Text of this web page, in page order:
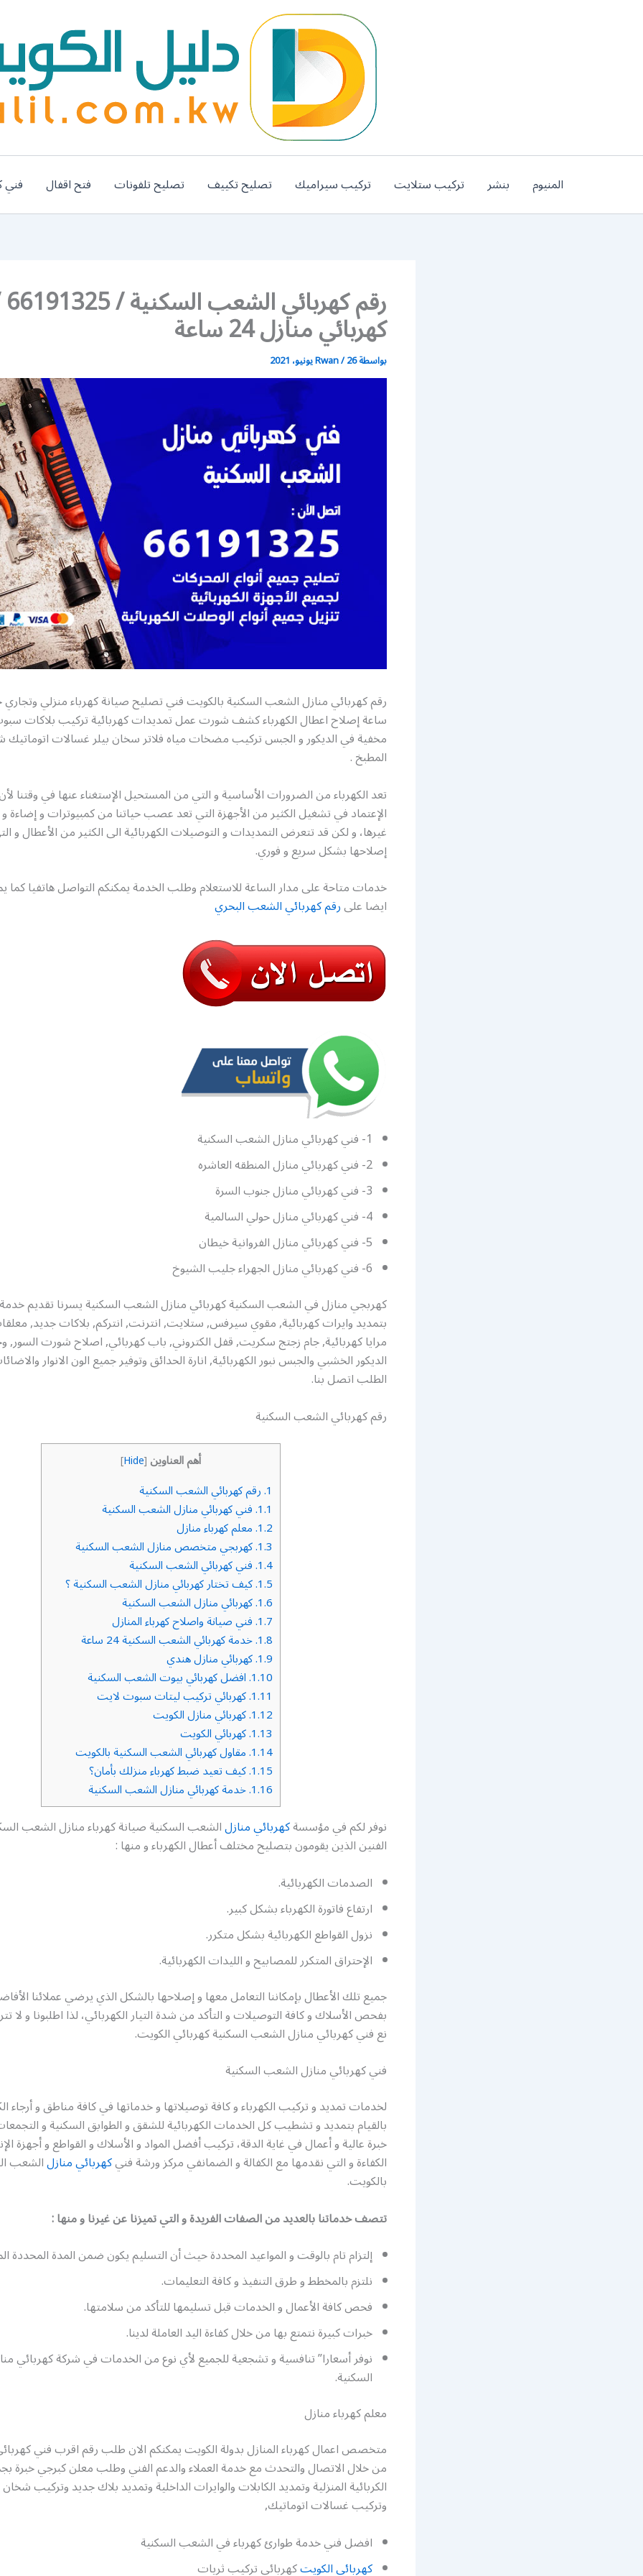
المنيوم بنشر تركيب ستلايت تركيب سيراميك تصليح تكييف تصليح تلفونات فتح اقفال فني
كهربائي منازل 24 ساعة
بواسطة Rwan/26 يونيو، 2021
ساعة إصلاح اعطال الكهرباء كشف شورت عمل تمديدات كهربائية تركيب بلاكات
مخفية في الديكور و الجبس تركيب مضخات مياه فلاتر سخان بيلر غسالات
المطبخ .
تعد الكهرباء من الضرورات الأساسية و التي من المستحيل الإستغناء عنها في وقتنا
الإعتماد في تشغيل الكثير من الأجهزة التي تعد عصب حياتنا من كمبيوترات و
غيرها، و لكن قد تتعرض التمديدات و التوصيلات الكهربائية الى الكثير من الأعطال و
إصلاحها بشكل سريع و فوري.
خدمات متاحة على مدار الساعة للاستعلام وطلب الخدمة يمكنكم التواصل هاتفيا كما
ايضا علىرقم كهربائي الشعب البحري
1- فني كهربائي منازل الشعب السكنية
2- فني كهربائي منازل المنطقه العاشره
3- فني كهربائي منازل جنوب السرة
4- فني كهربائي منازل حولي السالمية
5- فني كهربائي منازل الفروانية خيطان
6- فني كهربائي منازل الجهراء جليب الشيوخ
كهربجي منازل في الشعب السكنية كهربائي منازل الشعب السكنية يسرنا تقديم
بتمديد وايرات كهربائية, مقوي سيرفس, ستلايت, انترنت, انتركم, بلاكات جديد,
مرايا كهربائية, جام زجتج سكريت, قفل الكتروني, باب كهربائي, اصلاح شورت السور,
الديكور الخشبي والجبس نبور الكهربائية, انارة الحدائق وتوفير جميع الون الانوار
الطلب اتصل بنا.
رقم كهربائي الشعب السكنية
أهم العناوين [
Hide
]
1. رقم كهربائي الشعب السكنية
1.1. فني كهربائي منازل الشعب السكنية
1.2. معلم كهرباء منازل
1.3. كهربجي متخصص منازل الشعب السكنية
1.4. فني كهربائي الشعب السكنية
1.5. كيف تختار كهربائي منازل الشعب السكنية ؟
1.6. كهربائي منازل الشعب السكنية
1.7. فني صيانة واصلاح كهرباء المنازل
1.8. خدمة كهربائي الشعب السكنية 24 ساعة
1.9. كهربائي منازل هندي
1.10. افضل كهربائي بيوت الشعب السكنية
1.11. كهربائي تركيب ليتات سبوت لايت
1.12. كهربائي منازل الكويت
1.13. كهربائي الكويت
1.14. مقاول كهربائي الشعب السكنية بالكويت
1.15. كيف تعيد ضبط كهرباء منزلك بأمان؟
1.16. خدمة كهربائي منازل الشعب السكنية
نوفر لكم في مؤسسةكهربائي منازلالشعب السكنية صيانة كهرباء منازل الشعب
الفنين الذين يقومون بتصليح مختلف أعطال الكهرباء و منها :
الصدمات الكهربائية.
ارتفاع فاتورة الكهرباء بشكل كبير.
نزول القواطع الكهربائية بشكل متكرر.
الإحتراق المتكرر للمصابيح و الليدات الكهربائية.
جميع تلك الأعطال بإمكاننا التعامل معها و إصلاحها بالشكل الذي يرضي عملائنا
بفحص الأسلاك و كافة التوصيلات و التأكد من شدة التيار الكهربائي، لذا اطلبونا و لا
نع فني كهربائي منازل الشعب السكنية كهربائي الكويت.
فني كهربائي منازل الشعب السكنية
لخدمات تمديد و تركيب الكهرباء و كافة توصيلاتها و خدماتها في كافة مناطق و أرجاء
بالقيام بتمديد و تشطيب كل الخدمات الكهربائية للشقق و الطوابق السكنية و
خبرة عالية و أعمال في غاية الدقة، تركيب أفضل المواد و الأسلاك و القواطع و أجهزة
الكفاءة و التي نقدمها مع الكفالة و الضمانفي مركز ورشة فنيكهربائي منازلالشعب
بالكويت.
تتصف خدماتنا بالعديد من الصفات الفريدة و التي تميزنا عن غيرنا و منها :
إلتزام تام بالوقت و المواعيد المحددة حيث أن التسليم يكون ضمن المدة المحددة
نلتزم بالمخطط و طرق التنفيذ و كافة التعليمات.
فحص كافة الأعمال و الخدمات قبل تسليمها للتأكد من سلامتها.
خبرات كبيرة نتمتع بها من خلال كفاءة اليد العاملة لدينا.
نوفر أسعارا” تنافسية و تشجعية للجميع لأي نوع من الخدمات في شركة كهربائي
السكنية.
معلم كهرباء منازل
متخصص اعمال كهرباء المنازل بدولة الكويت يمكنكم الان طلب رقم اقرب فني
من خلال الاتصال والتحدث مع خدمة العملاء والدعم الفني وطلب معلن كبرجي خبرة
الكربائية المنزلية وتمديد الكابلات والوايرات الداخلية وتمديد بلاك جديد وتركيب
وتركيب غسالات اتوماتيك,
افضل فني خدمة طوارئ كهرباء في الشعب السكنية
كهربائي الكويتكهربائي تركيب ثريات